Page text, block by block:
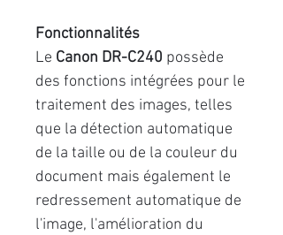
Fonctionnalités
Le Canon DR-C240 possède
des fonctions intégrées pour le
traitement des images, telles
que la détection automatique
de la taille ou de la couleur du
document mais également le
redressement automatique de
l'image, l'amélioration du